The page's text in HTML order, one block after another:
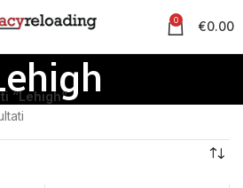
0 €0.00
“Lehigh”